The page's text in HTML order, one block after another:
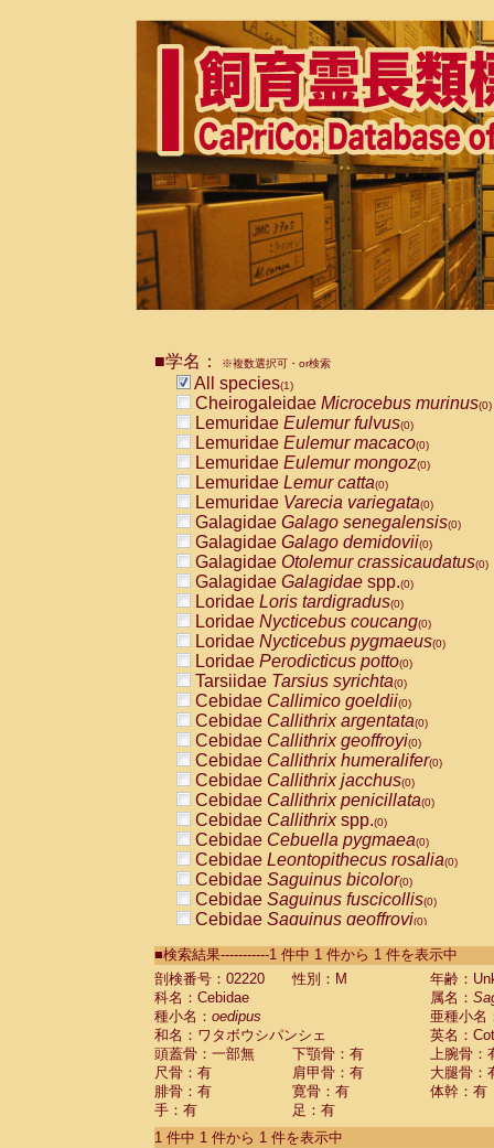
■学名： ※複数選択可・or検索
All species(1)
Cheirogaleidae Microcebus murinus(0)
Lemuridae Eulemur fulvus(0)
Lemuridae Eulemur macaco(0)
Lemuridae Eulemur mongoz(0)
Lemuridae Lemur catta(0)
Lemuridae Varecia variegata(0)
Galagidae Galago senegalensis(0)
Galagidae Galago demidovii(0)
Galagidae Otolemur crassicaudatus(0)
Galagidae Galagidae spp.(0)
Loridae Loris tardigradus(0)
Loridae Nycticebus coucang(0)
Loridae Nycticebus pygmaeus(0)
Loridae Perodicticus potto(0)
Tarsiidae Tarsius syrichta(0)
Cebidae Callimico goeldii(0)
Cebidae Callithrix argentata(0)
Cebidae Callithrix geoffroyi(0)
Cebidae Callithrix humeralifer(0)
Cebidae Callithrix jacchus(0)
Cebidae Callithrix penicillata(0)
Cebidae Callithrixspp.(0)
Cebidae Cebuella pygmaea(0)
Cebidae Leontopithecus rosalia(0)
Cebidae Saguinus bicolor(0)
Cebidae Saguinus fuscicollis(0)
Cebidae Saguinus geoffroyi(0)
CebidaeSaguinus labiatus(0)
Cebidae Saguinus leucopus (0)
Cebidae
Cebidae
CebidaeSaguinus nigricollis (0)
Cebidae Saguinus oedipus
Cebidae Saguinus weddelli
Cebidae Saguinusspp.
Cebidae Aotus trivirgatus
Cebidae Cebus albifrons
■検索結果-----------1 件中 1 件から 1 件を表示中
剖検番号：02220
性別：M
年齢：
科名：Cebidae
属名：
種小名： oedipus
亜種小名
和名：ワタボウシパンシェ
英名：
頭蓋骨：一部無
下顎骨：有
上腕骨：
尺骨：有
肩甲骨：有
大腿骨：
腓骨：有
寛骨：有
体幹：有
手：有
足：有
1 件中 1 件から 1 件を表示中